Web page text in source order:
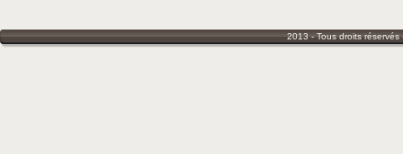
2013 - Tous droits